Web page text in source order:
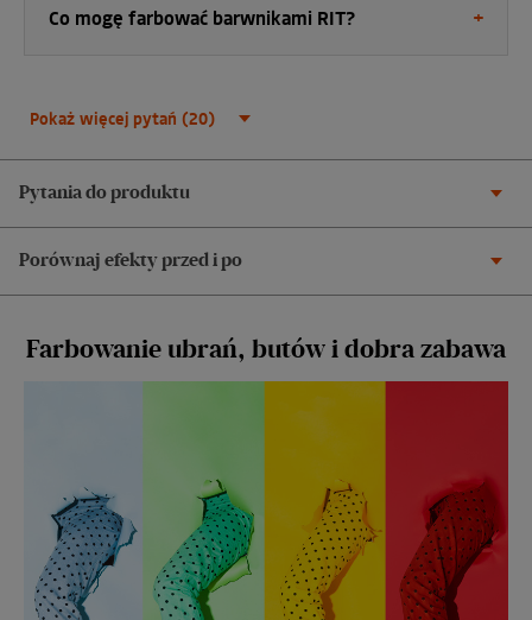
Co mogę farbować barwnikami RIT?
Pokaż więcej pytań (20)
Pytania do produktu
Porównaj efekty przed i po
Farbowanie ubrań, butów i dobra zabawa